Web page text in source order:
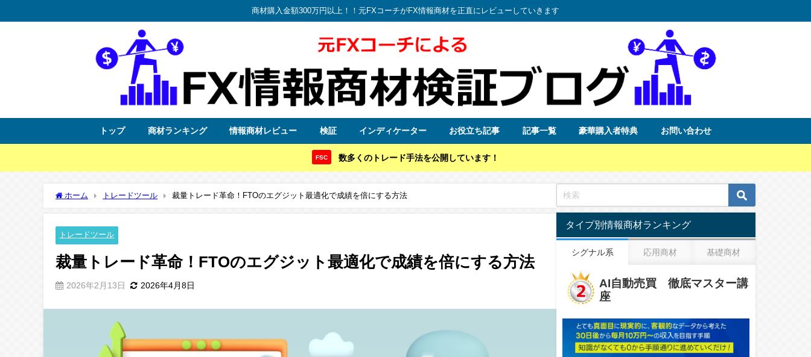
商材購入金額300万円以上！！元FXコーチがFX情報商材を正直にレビューしていきます
トップ 商材ランキング 情報商材レビュー 検証 インディケーター お役立ち記事 記事一覧 豪華購入者特典 お問い合わせ
FSC 数多くのトレード手法を公開しています！
ホーム トレードツール 裁量トレード革命！FTOのエグジット最適化で成績を倍にする方法
トレードツール
裁量トレード革命！FTOのエグジット最適化で成績を倍にする方法
2026年2月13日 2026年4月8日
タイプ別情報商材ランキング
シグナル系 応用商材 基礎商材
AI自動売買 徹底マスター講
座